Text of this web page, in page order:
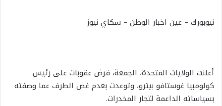
نيوبورك – عين اخبار الوطن – سكاي نيوز
أعلنت الولايات المتحدة، الجمعة، فرض عقوبات على رئيس
كولومبيا غوستافو بيترو، وتوعدت بعدم غض الطرف عما وصفته
بسياساته الداعمة لتجار المخدرات.